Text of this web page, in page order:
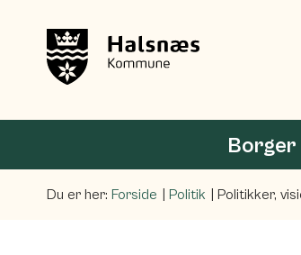
Borger
Du er her: Forside Politik Politikker,